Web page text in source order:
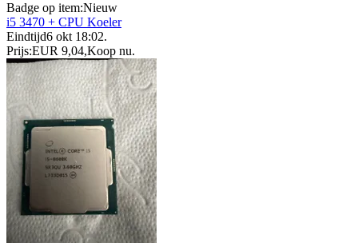
Badge op item:Nieuw
i5 3470 + CPU Koeler
Eindtijd6 okt 18:02.
Prijs:EUR 9,04,Koop nu.